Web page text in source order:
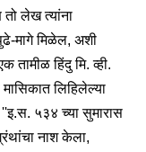
लेख त्यांना
मागे मिळेल, अशी
तामीळ हिंदु मि. व्ही.
मासिकात लिहिलेल्या
५३४ च्या सुमारास
नाश केला,